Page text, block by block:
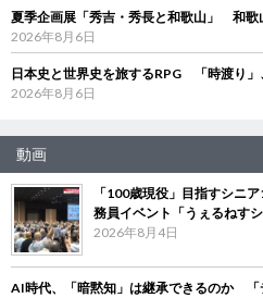
夏季企画展「秀吉・秀長と和歌山」 和歌
2026年8月6日
日本史と世界史を旅するRPG 「時渡り
2026年8月6日
動画
「100歳現役」目指すシニ
務員イベント「うぇるねすシ
2026年8月4日
AI時代、「暗黙知」は継承できるのか 「